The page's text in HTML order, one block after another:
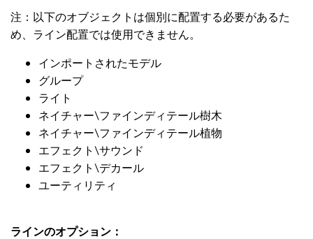
注：以下のオブジェクトは個別に配置する必要があるた
め、ライン配置では使用できません。
インポートされたモデル
グループ
ライト
ネイチャー\ファインディテール樹木
ネイチャー\ファインディテール植物
エフェクト\サウンド
エフェクト\デカール
ユーティリティ
ラインのオプション：